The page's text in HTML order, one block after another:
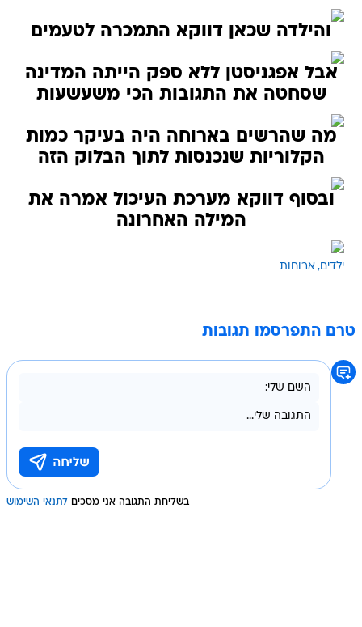
והילדה שכאן דווקא התמכרה לטעמים
אבל אפגניסטן ללא ספק הייתה המדינה
שסחטה את התגובות הכי משעשעות
מה שהרשים בארוחה היה בעיקר כמות
הקלוריות שנכנסות לתוך הבלוק הזה
ובסוף דווקא מערכת העיכול אמרה את
המילה האחרונה
ילדים ארוחות
טרם התפרסמו תגובות
בשליחת התגובה אני מסכים לתנאי השימוש